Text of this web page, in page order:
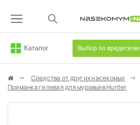
Каталог Выбор по вредителю
Средства от других насекомых
Приманка гелевая для муравьев Hunter